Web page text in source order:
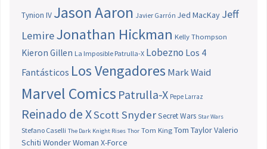
Tynion IV Jason Aaron Javier Garrón Jed MacKay Jeff
LemireJonathan Hickman Kelly Thompson
Kieron Gillen La Imposible Patrulla-X Lobezno Los 4
Fantásticos Los Vengadores Mark Waid
Marvel Comics Patrulla-X Pepe Larraz
Reinado de XScott SnyderSecret Wars Star Wars
Stefano Caselli The Dark Knight Rises Thor Tom King Tom TaylorValerio
Schiti Wonder Woman X-Force